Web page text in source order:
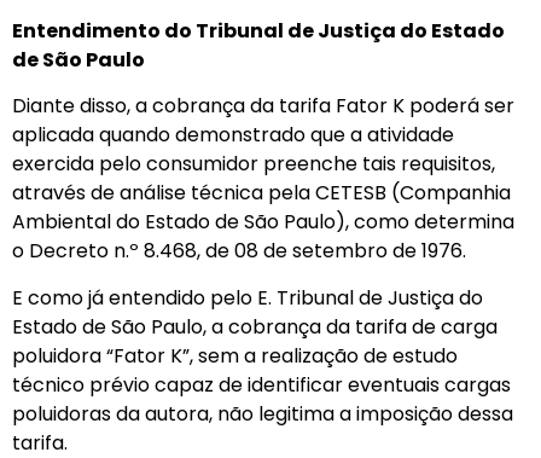
Entendimento do Tribunal de Justiça do Estado
de São Paulo
Diante disso, a cobrança da tarifa Fator K poderá ser
aplicada quando demonstrado que a atividade
exercida pelo consumidor preenche tais requisitos,
através de análise técnica pela CETESB (Companhia
Ambiental do Estado de São Paulo), como determina
o Decreto n.º 8.468, de 08 de setembro de 1976.
E como já entendido pelo E. Tribunal de Justiça do
Estado de São Paulo, a cobrança da tarifa de carga
poluidora “Fator K”, sem a realização de estudo
técnico prévio capaz de identificar eventuais cargas
poluidoras da autora, não legitima a imposição dessa
tarifa.